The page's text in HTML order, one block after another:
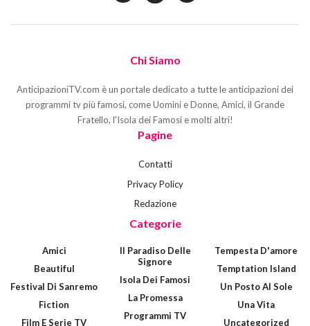
Chi Siamo
AnticipazioniTV.com è un portale dedicato a tutte le anticipazioni dei
programmi tv più famosi, come Uomini e Donne, Amici, il Grande
Fratello, l'Isola dei Famosi e molti altri!
Pagine
Contatti
Privacy Policy
Redazione
Categorie
Amici
Beautiful
Festival Di Sanremo
Fiction
Film E Serie TV
Il Paradiso Delle
Signore
Isola Dei Famosi
La Promessa
Programmi TV
Tempesta D'amore
Temptation Island
Un Posto Al Sole
Una Vita
Uncategorized